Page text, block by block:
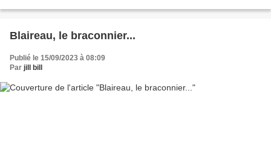
Blaireau, le braconnier...
Publié le 15/09/2023 à 08:09
Par jill bill